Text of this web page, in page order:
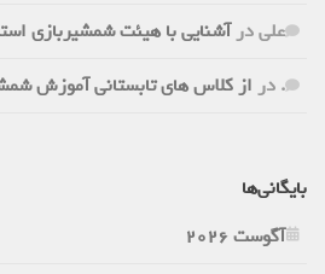
علیدرآشنایی با هیئت شمشیربازی
. در از کلاس های تابستانی آموزش
بایگانی‌ها
آگوست 2026